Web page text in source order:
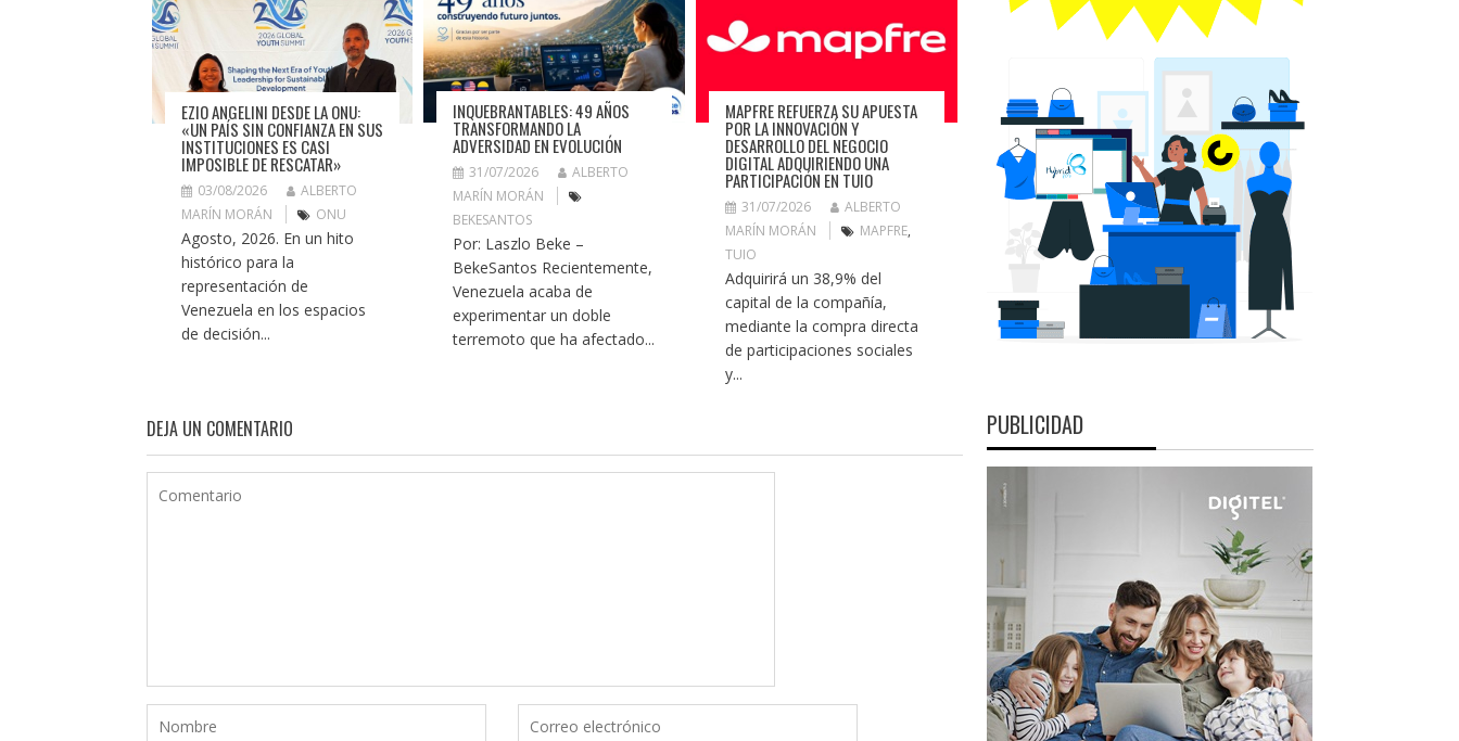
EZIO ANGELINI DESDE LA ONU:
«UN PAÍS SIN CONFIANZA EN SUS
INSTITUCIONES ES CASI
IMPOSIBLE DE RESCATAR»
03/08/2026
ALBERTO
MARÍN MORÁN
ONU
Agosto, 2026. En un hito
histórico para la
representación de
Venezuela en los espacios
de decisión...
INQUEBRANTABLES: 49 AÑOS
TRANSFORMANDO LA
ADVERSIDAD EN EVOLUCIÓN
31/07/2026
ALBERTO
MARÍN MORÁN
BEKESANTOS
Por: Laszlo Beke –
BekeSantos Recientemente,
Venezuela acaba de
experimentar un doble
terremoto que ha afectado...
MAPFRE REFUERZA SU APUESTA
POR LA INNOVACIÓN Y
DESARROLLO DEL NEGOCIO
DIGITAL ADQUIRIENDO UNA
PARTICIPACIÓN EN TUIO
31/07/2026
ALBERTO
MARÍN MORÁN
MAPFRE,
TUIO
Adquirirá un 38,9% del
capital de la compañía,
mediante la compra directa
de participaciones sociales
y...
DEJA UN COMENTARIO PUBLICIDAD